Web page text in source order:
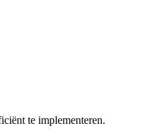
te implementeren.